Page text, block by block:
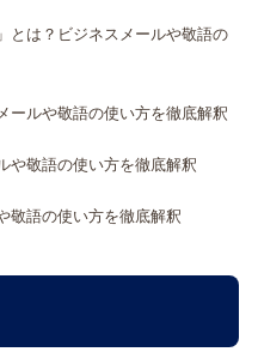
とは？ビジネスメールや敬語の
ールや敬語の使い方を徹底解釈
や敬語の使い方を徹底解釈
敬語の使い方を徹底解釈